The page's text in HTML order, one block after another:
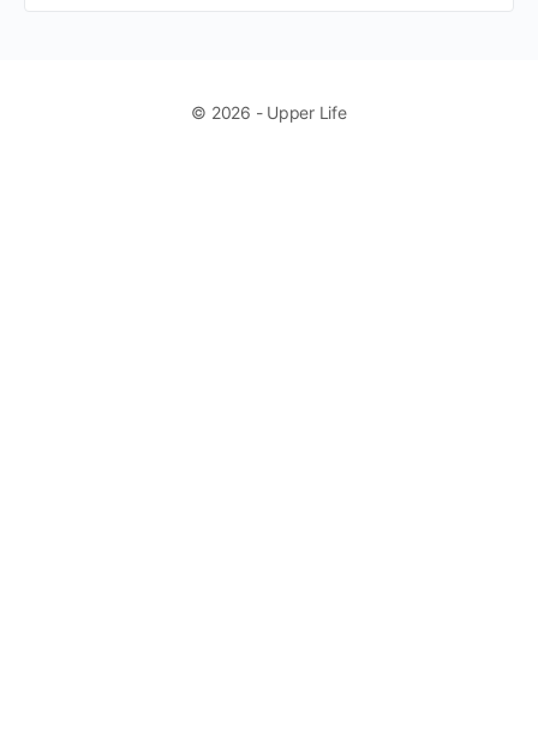
© 2026 - Upper Life